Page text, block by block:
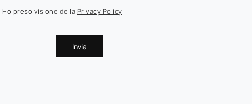
Ho preso visione della Privacy Policy
Invia